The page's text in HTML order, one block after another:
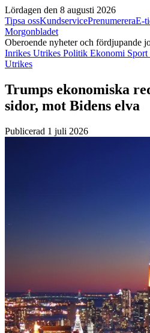
Lördagen den 8 augusti 2026
Tipsa ossKundservicePrenumereraE-
Morgonbladet
Oberoende nyheter och fördjupande
Inrikes Utrikes Politik Ekonomi Sport
Utrikes
Trumps ekonomiska
sidor, mot Bidens elva
Publicerad 1 juli 2026